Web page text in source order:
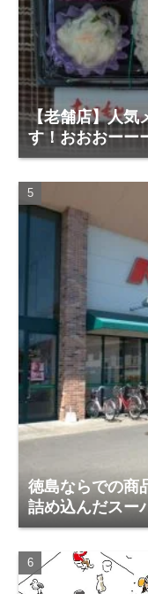
【老舗店】人気
す！おおおーー
ランチ｜徳島市
徳島ならでの商
詰め込んだスー
（徳島市福島1）